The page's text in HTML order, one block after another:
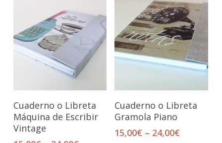
Seleccionar Opciones
Cuaderno o Libreta
Máquina de Escribir
Vintage
Seleccionar Opciones
Cuaderno o Libreta
Gramola Piano
15,00€ – 24,00€